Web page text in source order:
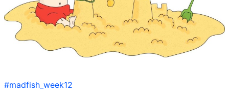
#madfish_week12